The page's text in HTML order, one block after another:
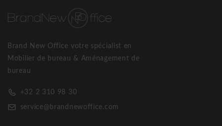
Brand New Office votre spécialist en
Mobilier de bureau & Aménagement de
bureau
+32 2 310 98 30
service@brandnewoffice.com